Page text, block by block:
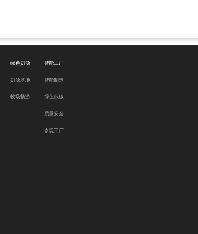
绿色奶源
奶源基地
牧场畅游
智能工厂
智能制造
绿色低碳
质量安全
参观工厂